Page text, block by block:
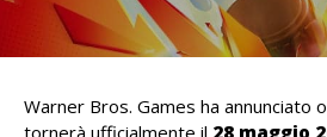
Warner Bros. Games ha annunciato
tornerà ufficialmente il 28 maggio